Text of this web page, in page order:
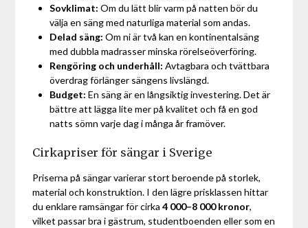
Sovklimat: Om du lätt blir varm på natten bör du
välja en säng med naturliga material som andas.
Delad säng: Om ni är två kan en kontinentalsäng
med dubbla madrasser minska rörelseöverföring.
Rengöring och underhåll: Avtagbara och tvättbara
överdrag förlänger sängens livslängd.
Budget: En säng är en långsiktig investering. Det är
bättre att lägga lite mer på kvalitet och få en god
natts sömn varje dag i många år framöver.
Cirkapriser för sängar i Sverige
Priserna på sängar varierar stort beroende på storlek,
material och konstruktion. I den lägre prisklassen hittar
du enklare ramsängar för cirka4 000–8 000 kronor,
vilket passar bra i gästrum, studentboenden eller som en